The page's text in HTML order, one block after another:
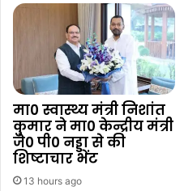
मा0 स्वास्थ्य मंत्री निशांत
कुमार ने मा0 केन्द्रीय मंत्री
जे0 पी0 नड्डा से की
शिष्टाचार भेंट
13 hours ago